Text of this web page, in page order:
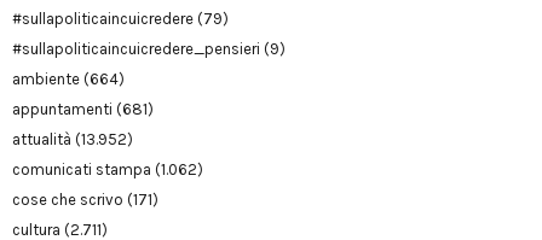
#sullapoliticaincuicredere (79)
#sullapoliticaincuicredere_pensieri (9)
ambiente (664)
appuntamenti (681)
attualità (13.952)
comunicati stampa (1.062)
cose che scrivo (171)
cultura (2.711)